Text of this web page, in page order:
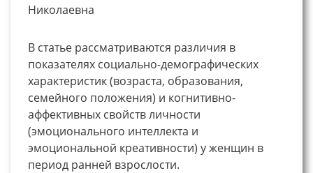
Николаевна
В статье рассматриваются различия в
показателях социально-демографических
характеристик (возраста, образования,
семейного положения) и когнитивно-
аффективных свойств личности
(эмоционального интеллекта и
эмоциональной креативности) у женщин в
период ранней взрослости.